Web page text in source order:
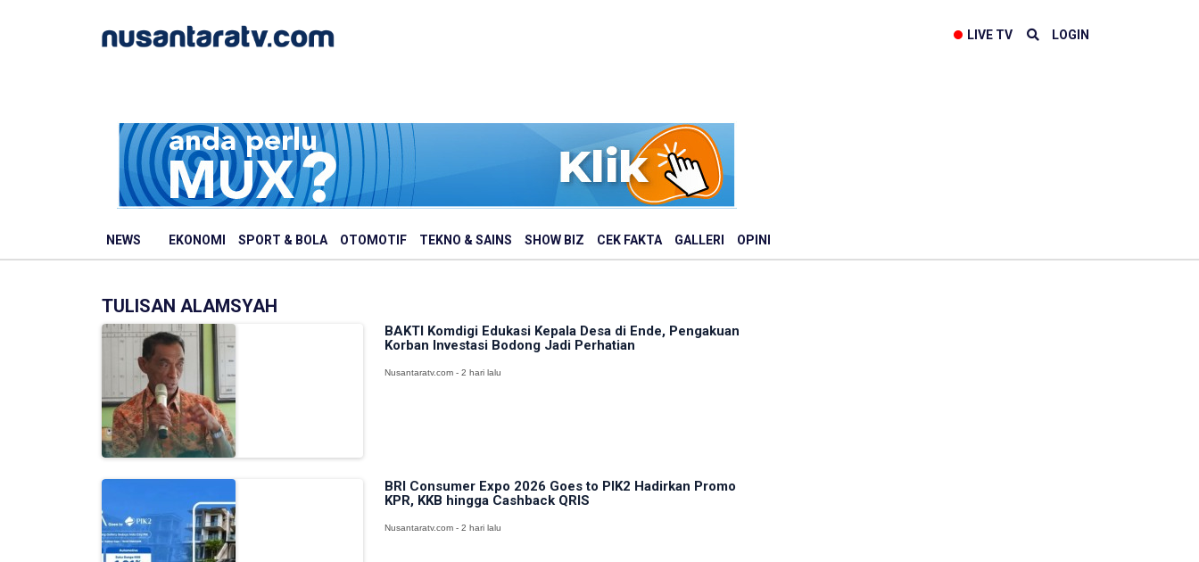
LIVE TV LOGIN
NEWS EKONOMI SPORT & BOLA OTOMOTIF TEKNO & SAINS SHOW BIZ CEK FAKTA GALLERI OPINI
TULISAN ALAMSYAH
BAKTI Komdigi Edukasi Kepala Desa di Ende, Pengakuan
Korban Investasi Bodong Jadi Perhatian
Nusantaratv.com - 2 hari lalu
BRI Consumer Expo 2026 Goes to PIK2 Hadirkan Promo
KPR, KKB hingga Cashback QRIS
Nusantaratv.com - 2 hari lalu